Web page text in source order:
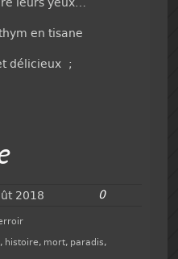
en tisane
délicieux ;
2018 0
, histoire, mort, paradis,